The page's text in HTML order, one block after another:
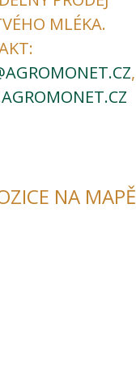
MLÉKA.
,
NA MAPĚ